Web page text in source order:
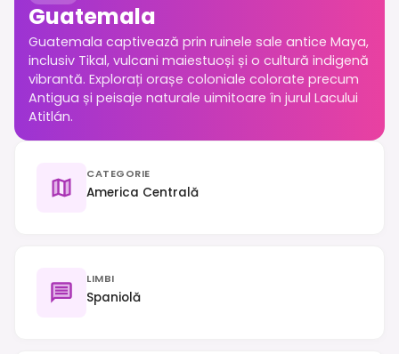
Guatemala
Guatemala captivează prin ruinele sale antice Maya,
inclusiv Tikal, vulcani maiestuoși și o cultură indigenă
vibrantă. Explorați orașe coloniale colorate precum
Antigua și peisaje naturale uimitoare în jurul Lacului
Atitlán.
CATEGORIE
America Centrală
LIMBI
Spaniolă